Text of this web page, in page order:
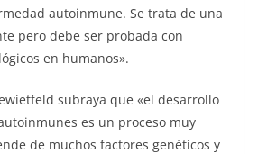
autoinmune. Se trata de una
pero debe ser probada con
en humanos».
subraya que «el desarrollo
es un proceso muy
de muchos factores genéticos y